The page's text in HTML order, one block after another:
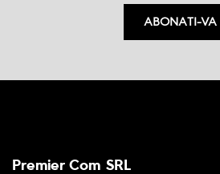
ABONATI-VA
Premier Com SRL